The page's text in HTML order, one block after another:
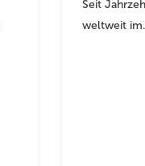
Seit
weltweit